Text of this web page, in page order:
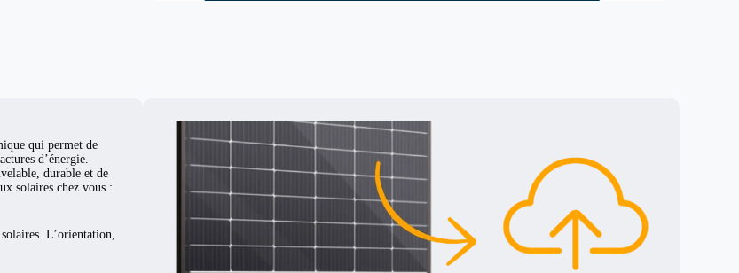
qui permet de
d’énergie.
durable et de
solaires chez vous :
L’orientation,